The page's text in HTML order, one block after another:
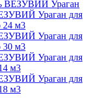
ВЕЗУВИЙ Ураган
Ураган для
24 м3
Ураган для
30 м3
Ураган для
м3
Ураган для
м3